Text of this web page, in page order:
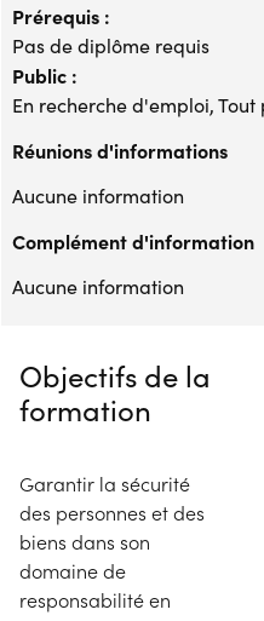
Prérequis :
Pas de diplôme requis
Public :
En recherche d'emploi, Tout
Réunions d'informations
Aucune information
Complément d'information
Aucune information
Objectifs de la
formation
Garantir la sécurité
des personnes et des
biens dans son
domaine de
responsabilité en